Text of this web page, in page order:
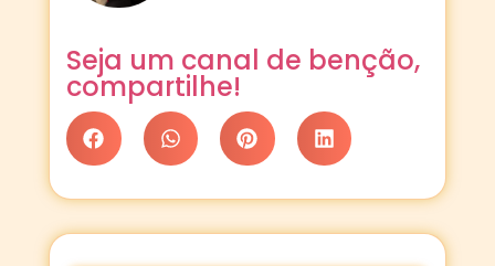
Seja um canal de benção,
compartilhe!